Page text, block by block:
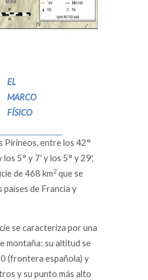
EL
MARCO
FÍSICO
Pirineos, entre los 42°
5° y 7' y los 5° y 29',
de 468 km2 que se
de Francia y
caracteriza por una
montaña: su altitud se
(frontera española) y
y su punto más alto